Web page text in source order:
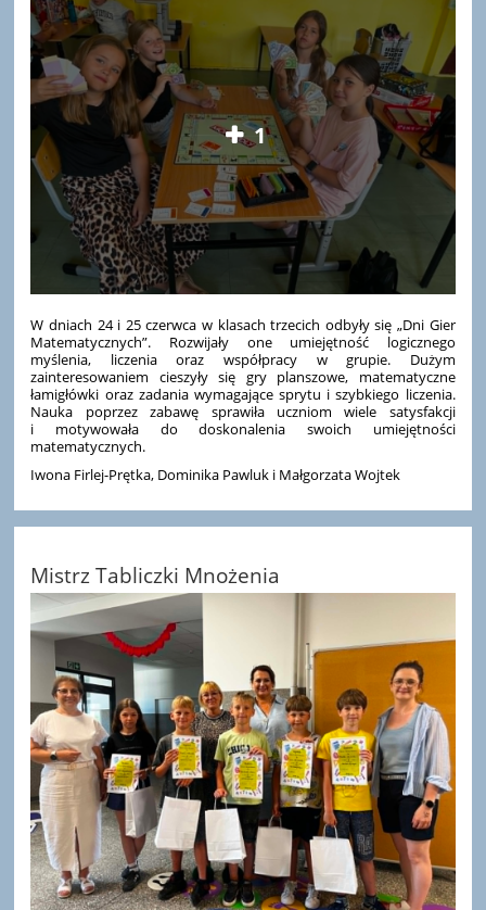
1
W dniach 24 i 25 czerwca w klasach trzecich odbyły się „Dni Gier
Matematycznych”. Rozwijały one umiejętność logicznego
myślenia, liczenia oraz współpracy w grupie. Dużym
zainteresowaniem cieszyły się gry planszowe, matematyczne
łamigłówki oraz zadania wymagające sprytu i szybkiego liczenia.
Nauka poprzez zabawę sprawiła uczniom wiele satysfakcji
i motywowała do doskonalenia swoich umiejętności
matematycznych.
Iwona Firlej-Prętka, Dominika Pawluk i Małgorzata Wojtek
Mistrz Tabliczki Mnożenia